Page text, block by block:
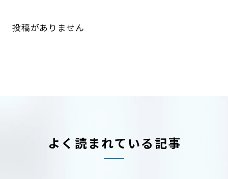
投稿がありません
よく読まれている記事